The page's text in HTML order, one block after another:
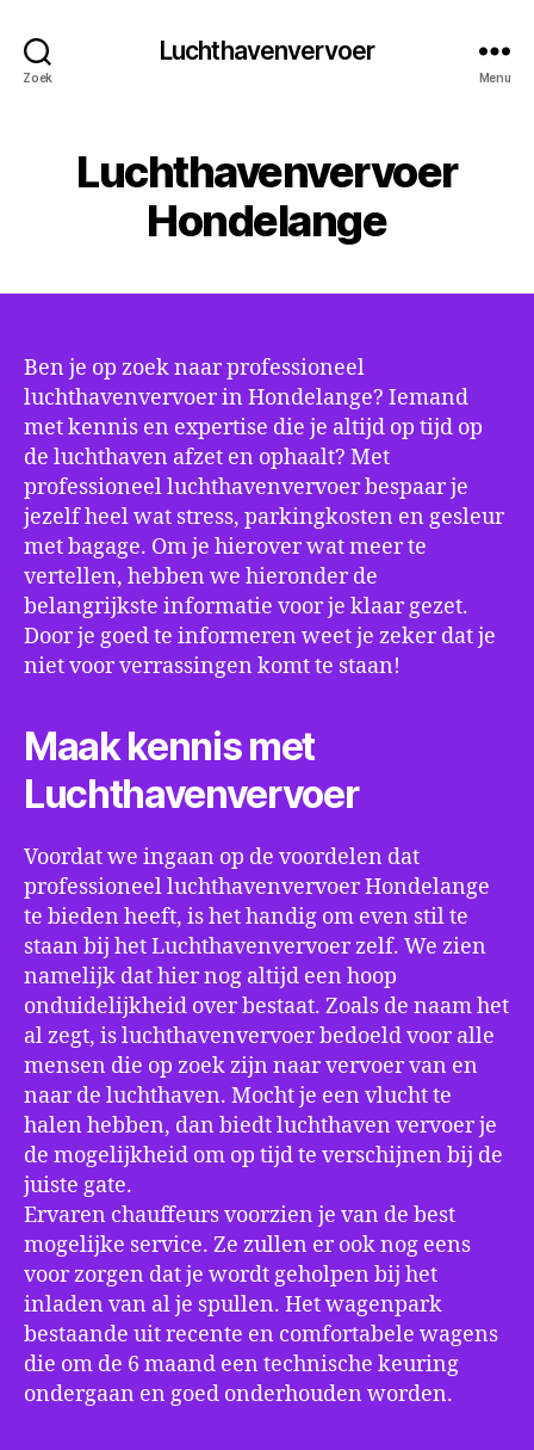
Zoek
Luchthavenvervoer
Menu
Luchthavenvervoer
Hondelange
Ben je op zoek naar professioneel
luchthavenvervoer in Hondelange? Iemand
met kennis en expertise die je altijd op tijd op
de luchthaven afzet en ophaalt? Met
professioneel luchthavenvervoer bespaar je
jezelf heel wat stress, parkingkosten en gesleur
met bagage. Om je hierover wat meer te
vertellen, hebben we hieronder de
belangrijkste informatie voor je klaar gezet.
Door je goed te informeren weet je zeker dat je
niet voor verrassingen komt te staan!
Maak kennis met
Luchthavenvervoer
Voordat we ingaan op de voordelen dat
professioneel luchthavenvervoer Hondelange
te bieden heeft, is het handig om even stil te
staan bij het Luchthavenvervoer zelf. We zien
namelijk dat hier nog altijd een hoop
onduidelijkheid over bestaat. Zoals de naam het
al zegt, is luchthavenvervoer bedoeld voor alle
mensen die op zoek zijn naar vervoer van en
naar de luchthaven. Mocht je een vlucht te
halen hebben, dan biedt luchthaven vervoer je
de mogelijkheid om op tijd te verschijnen bij de
juiste gate.
Ervaren chauffeurs voorzien je van de best
mogelijke service. Ze zullen er ook nog eens
voor zorgen dat je wordt geholpen bij het
inladen van al je spullen. Het wagenpark
bestaande uit recente en comfortabele wagens
die om de 6 maand een technische keuring
ondergaan en goed onderhouden worden.